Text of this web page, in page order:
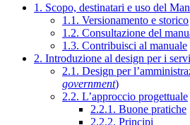
1. Scopo, destinatari e uso del
1.1. Versionamento e storico
1.2. Consultazione del
1.3. Contribuisci al manuale
2. Introduzione al design per i
2.1. Design per
government)
2.2. L’approccio progettuale
2.2.1. Buone pratiche
2.2.2. Principi